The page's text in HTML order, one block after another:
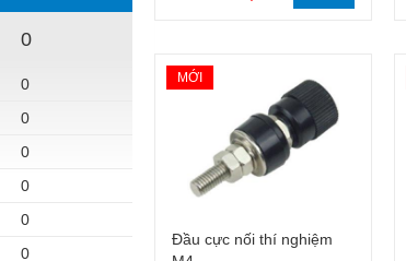
MỚI
Giỏ hàng
Đầu cực nối thí nghiệm
0
0
0
0
0
0
0